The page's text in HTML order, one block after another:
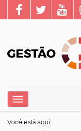
Toggle navigation
Você está aqui: